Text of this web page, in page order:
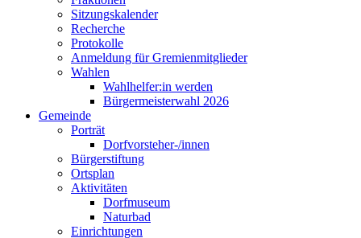
Sitzungskalender
Recherche
Protokolle
Anmeldung für Gremienmitglieder
Wahlen
Wahlhelfer:in werden
Bürgermeisterwahl 2026
Gemeinde
Porträt
Dorfvorsteher-/innen
Bürgerstiftung
Ortsplan
Aktivitäten
Dorfmuseum
Naturbad
Einrichtungen